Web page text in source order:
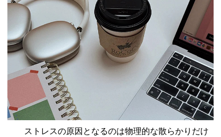
ストレスの原因となるのは物理的な散らかりだけ